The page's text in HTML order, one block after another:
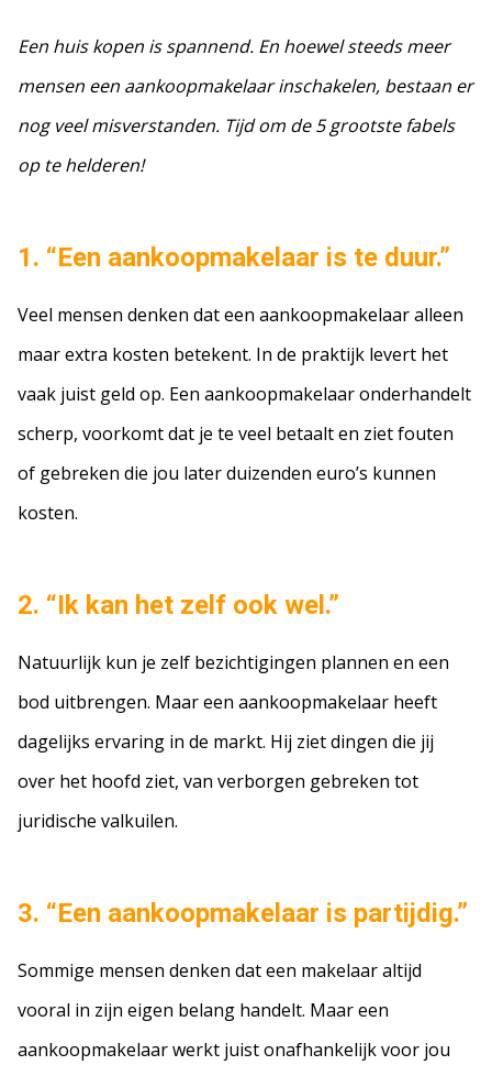
Een huis kopen is spannend. En hoewel steeds meer
mensen een aankoopmakelaar inschakelen, bestaan er
nog veel misverstanden. Tijd om de 5 grootste fabels
op te helderen!
1. “Een aankoopmakelaar is te duur.”
Veel mensen denken dat een aankoopmakelaar alleen
maar extra kosten betekent. In de praktijk levert het
vaak juist geld op. Een aankoopmakelaar onderhandelt
scherp, voorkomt dat je te veel betaalt en ziet fouten
of gebreken die jou later duizenden euro’s kunnen
kosten.
2. “Ik kan het zelf ook wel.”
Natuurlijk kun je zelf bezichtigingen plannen en een
bod uitbrengen. Maar een aankoopmakelaar heeft
dagelijks ervaring in de markt. Hij ziet dingen die jij
over het hoofd ziet, van verborgen gebreken tot
juridische valkuilen.
3. “Een aankoopmakelaar is partijdig.”
Sommige mensen denken dat een makelaar altijd
vooral in zijn eigen belang handelt. Maar een
aankoopmakelaar werkt juist onafhankelijk voor jou